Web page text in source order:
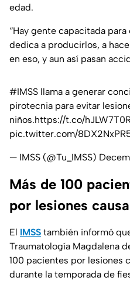
edad.
“Hay gente capacitada
dedica a producirlos, a
en eso, y aun así pasan
#IMSS llama a generar
pirotecnia para evitar
niños.https://t.co/
pic.twitter.com/
— IMSS (@Tu_IMSS)
Más de 100
por lesiones
El IMSS también informó
Traumatología Magdalena
100 pacientes por lesiones
durante la temporada de